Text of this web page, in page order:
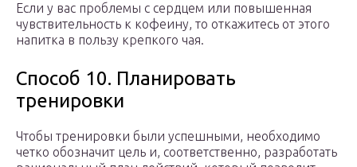
Если у вас проблемы с сердцем или повышенная
чувствительность к кофеину, то откажитесь от этого
напитка в пользу крепкого чая.
Способ 10. Планировать
тренировки
Чтобы тренировки были успешными, необходимо
четко обозначит цель и, соответственно, разработать